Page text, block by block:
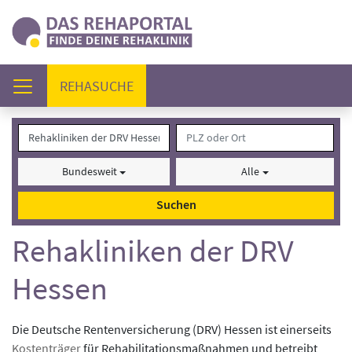
REHASUCHE(AKTUELL)
Bundesweit Alle
Suchen
Rehakliniken der DRV
Hessen
Die Deutsche Rentenversicherung (DRV) Hessen ist einerseits
Kostenträgerfür Rehabilitationsmaßnahmen und betreibt